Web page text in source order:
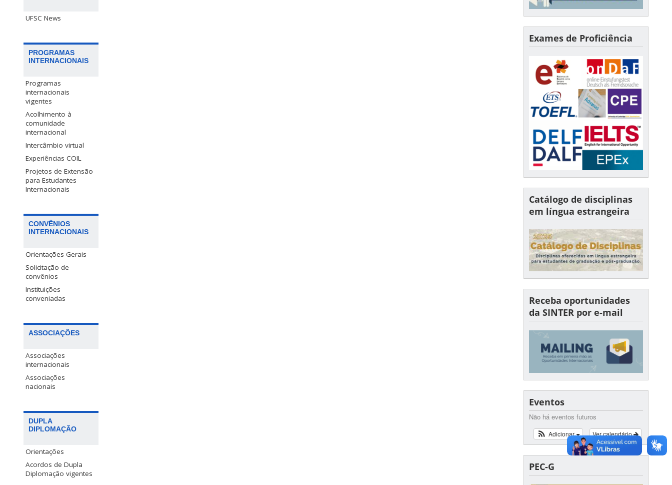
UFSC News
PROGRAMAS
INTERNACIONAIS
Programas
internacionais
vigentes
Acolhimento à
comunidade
internacional
Intercâmbio virtual
Experiências COIL
Projetos de Extensão
para Estudantes
Internacionais
CONVÊNIOS
INTERNACIONAIS
Orientações Gerais
Solicitação de
convênios
Instituições
conveniadas
ASSOCIAÇÕES
Associações
internacionais
Associações
nacionais
DUPLA
DIPLOMAÇÃO
Orientações
Acordos de Dupla
Diplomação vigentes
Exames de Proficiência
Catálogo de disciplinas
em língua estrangeira
Receba oportunidades
da SINTER por e-mail
Eventos
Não há eventos futuros
Ver calendário
Adicionar
PEC-G